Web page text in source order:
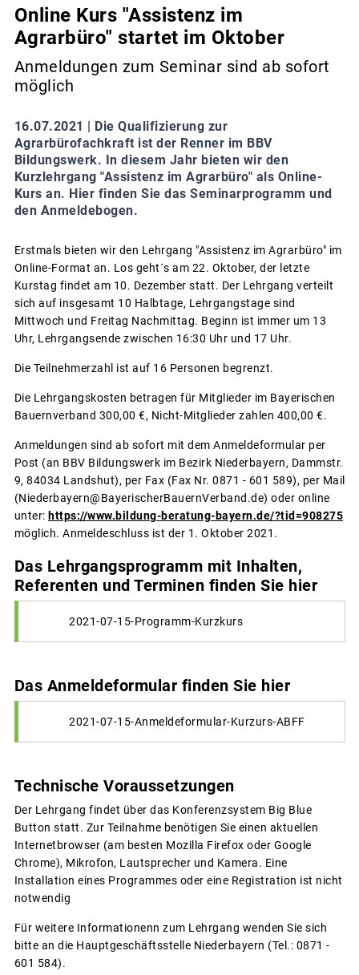
Online Kurs "Assistenz im
Agrarbüro" startet im Oktober
Anmeldungen zum Seminar sind ab sofort
möglich
16.07.2021 |
Die Qualifizierung zur
Agrarbürofachkraft ist der Renner im BBV
Bildungswerk. In diesem Jahr bieten wir den
Kurzlehrgang "Assistenz im Agrarbüro" als Online-
Kurs an. Hier finden Sie das Seminarprogramm und
den Anmeldebogen.
Erstmals bieten wir den Lehrgang "Assistenz im Agrarbüro" im
Online-Format an. Los geht´s am 22. Oktober, der letzte
Kurstag findet am 10. Dezember statt. Der Lehrgang verteilt
sich auf insgesamt 10 Halbtage, Lehrgangstage sind
Mittwoch und Freitag Nachmittag. Beginn ist immer um 13
Uhr, Lehrgangsende zwischen 16:30 Uhr und 17 Uhr.
Die Teilnehmerzahl ist auf 16 Personen begrenzt.
Die Lehrgangskosten betragen für Mitglieder im Bayerischen
Bauernverband 300,00 €, Nicht-Mitglieder zahlen 400,00 €.
Anmeldungen sind ab sofort mit dem Anmeldeformular per
Post (an BBV Bildungswerk im Bezirk Niederbayern, Dammstr.
9, 84034 Landshut), per Fax (Fax Nr. 0871 - 601 589), per Mail
(Niederbayern@BayerischerBauernVerband.de) oder online
unter: https://www.bildung-beratung-bayern.de/?tid=908275
möglich. Anmeldeschluss ist der 1. Oktober 2021.
Das Lehrgangsprogramm mit Inhalten,
Referenten und Terminen finden Sie hier
2021-07-15-Programm-Kurzkurs
Das Anmeldeformular finden Sie hier
2021-07-15-Anmeldeformular-Kurzurs-ABFF
Technische Voraussetzungen
Der Lehrgang findet über das Konferenzsystem Big Blue
Button statt. Zur Teilnahme benötigen Sie einen aktuellen
Internetbrowser (am besten Mozilla Firefox oder Google
Chrome), Mikrofon, Lautsprecher und Kamera. Eine
Installation eines Programmes oder eine Registration ist nicht
notwendig
Für weitere Informationenn zum Lehrgang wenden Sie sich
bitte an die Hauptgeschäftsstelle Niederbayern (Tel.: 0871 -
601 584).